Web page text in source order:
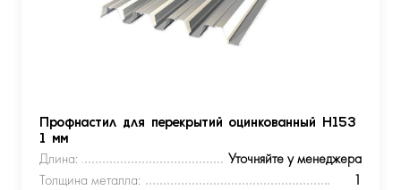
Профнастил для перекрытий оцинкованный Н153
1 мм
Длина:
Уточняйте у менеджера
Толщина металла:
1